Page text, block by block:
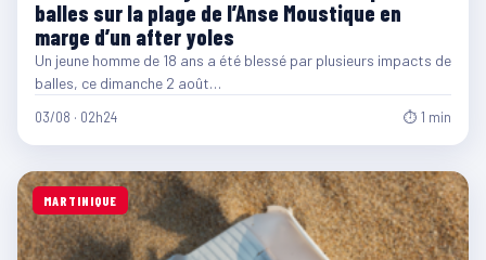
balles sur la plage de l’Anse Moustique en
marge d’un after yoles
Un jeune homme de 18 ans a été blessé par plusieurs impacts de
balles, ce dimanche 2 août…
03/08 · 02h24 ⏱ 1 min
MARTINIQUE